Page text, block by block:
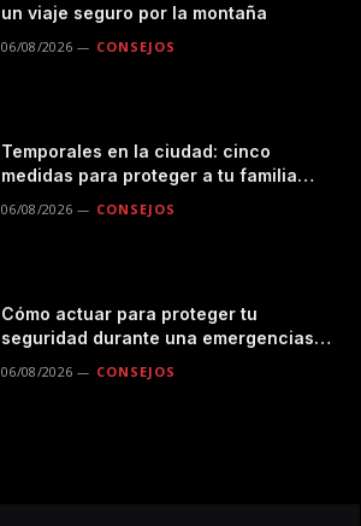
un viaje seguro por la montaña
06/08/2026 CONSEJOS
Temporales en la ciudad: cinco
medidas para proteger a tu familia
06/08/2026 CONSEJOS
Cómo actuar para proteger tu
seguridad durante una emergencias
06/08/2026 CONSEJOS